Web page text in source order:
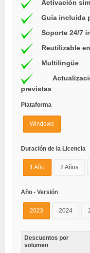
Activación
Guía incluida
Soporte 24/7
Reutilizable
Multilingüe
previstas
Plataforma
Windows
Duración de la Licencia
1 Año 2 Años
Año - Versión
2023 2024
Descuentos por
volumen